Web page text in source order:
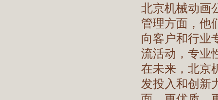
北京机械动画
管理方面，他
向客户和行业
流活动，专业
在未来，北京
发投入和创新